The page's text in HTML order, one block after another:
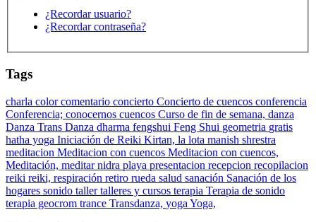
¿Recordar usuario?
¿Recordar contraseña?
Tags
charla colorcomentario concierto Concierto de cuencos conferencia
Conferencia; conocernos cuencos Curso de fin de semana, danza
Danza Trans Danza dharma fengshui Feng Shui geometria gratis
hatha yoga Iniciación de Reiki Kirtan, la lota manish shrestra
meditacion Meditacion con cuencos Meditacion con cuencos,
Meditación, meditarnidra playa presentacion recepcion recopilacion
reiki reiki, respiración retiro rueda salud sanación Sanación de los
hogares sonido tallertalleres y cursos terapia Terapia de sonido
terapia geocrom trance Transdanza, yoga Yoga,